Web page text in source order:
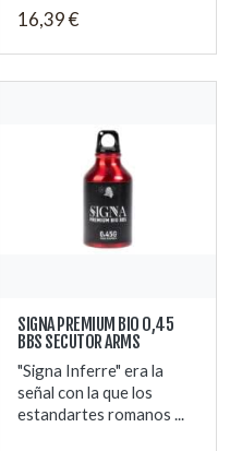
16,39 €
SIGNA PREMIUM BIO 0,45
BBS SECUTOR ARMS
"Signa Inferre" era la
señal con la que los
estandartes romanos ...